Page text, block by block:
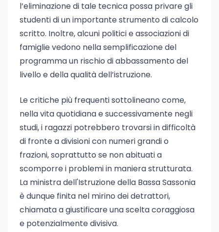
l’eliminazione di tale tecnica possa privare gli
studenti di un importante strumento di calcolo
scritto. Inoltre, alcuni politici e associazioni di
famiglie vedono nella semplificazione del
programma un rischio di abbassamento del
livello e della qualità dell’istruzione.
Le critiche più frequenti sottolineano come,
nella vita quotidiana e successivamente negli
studi, i ragazzi potrebbero trovarsi in difficoltà
di fronte a divisioni con numeri grandi o
frazioni, soprattutto se non abituati a
scomporre i problemi in maniera strutturata.
La ministra dell'Istruzione della Bassa Sassonia
è dunque finita nel mirino dei detrattori,
chiamata a giustificare una scelta coraggiosa
e potenzialmente divisiva.